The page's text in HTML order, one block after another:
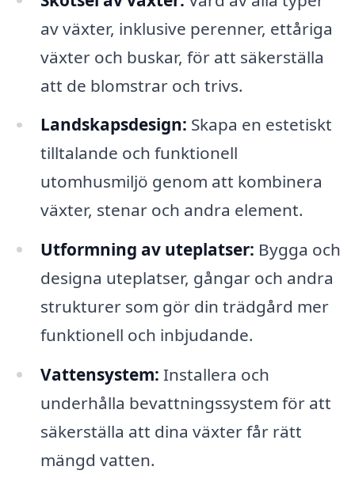
av växter, inklusive perenner, ettåriga
växter och buskar, för att säkerställa
att de blomstrar och trivs.
Landskapsdesign: Skapa en estetiskt
tilltalande och funktionell
utomhusmiljö genom att kombinera
växter, stenar och andra element.
Utformning av uteplatser: Bygga och
designa uteplatser, gångar och andra
strukturer som gör din trädgård mer
funktionell och inbjudande.
Vattensystem: Installera och
underhålla bevattningssystem för att
säkerställa att dina växter får rätt
mängd vatten.